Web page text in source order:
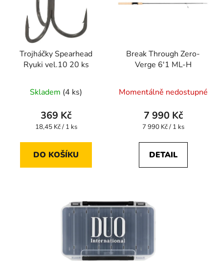
Trojháčky Spearhead
Ryuki vel.10 20 ks
Skladem (4 ks)
369 Kč
Měrná
18,45 Kč / 1 ks
DO KOŠÍKU
Break Through Zero-
Verge 6'1 ML-H
Momentálně nedostupné
7 990 Kč
Měrná
7 990 Kč / 1 ks
DETAIL